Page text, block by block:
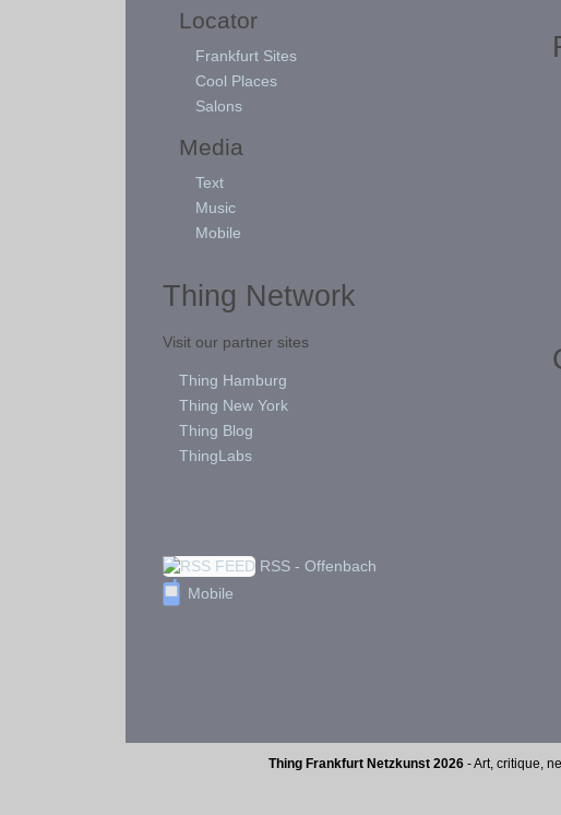
Locator
Frankfurt Sites
Cool Places
Salons
Media
Text
Music
Mobile
Thing Network
Visit our partner sites
Thing Hamburg
Thing New York
Thing Blog
ThingLabs
RSS - Offenbach
Mobile
Thing Frankfurt Netzkunst 2026- Art, critique,